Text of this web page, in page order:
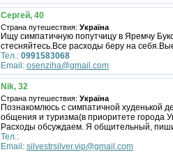
Сергей, 40
Страна путешествия: Україна
Ищу симпатичную попутчицу в Яремчу
стесняйтесь.Все расходы беру на
Тел.: 0991583068
Email: osenziha@gmail.com
Nik, 32
Страна путешествия: Україна
Познакомлюсь с симпатичной худенькой
общения и туризма(в приоритете города
Расходы обсуждаем. Я общительный,
Тел.:
Email: silvestrsilver.vip@gmail.com